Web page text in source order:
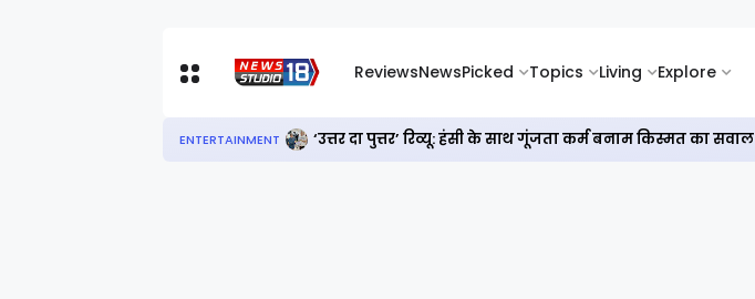
ReviewsNewsPicked Topics Living Explore
ENTERTAINMENT ‘उत्तर दा पुत्तर’ रिव्यू: हंसी के साथ गूंजता कर्म बनाम किस्मत का सवाल